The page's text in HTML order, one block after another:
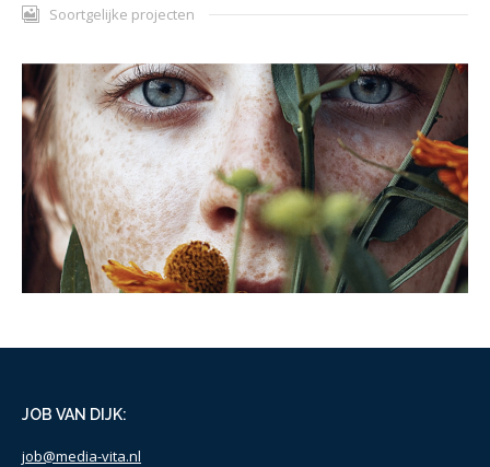
Soortgelijke projecten
Dr Hauschka
JOB VAN DIJK:
job@media-vita.nl